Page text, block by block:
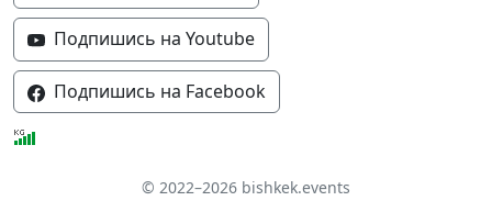
Подпишись на Youtube
Подпишись на Facebook
© 2022–2026 bishkek.events